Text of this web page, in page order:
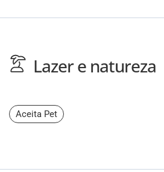
Lazer e natureza
Aceita Pet